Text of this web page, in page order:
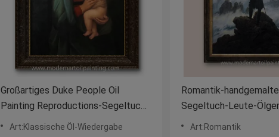
Großartiges Duke People Oil
Painting Reproductions-Segeltuch
für Innendekor
Art:Klassische Öl-Wiedergabe
Romantik-
Segeltuch-Leute-
Schlafzimmer
Art:Romantik